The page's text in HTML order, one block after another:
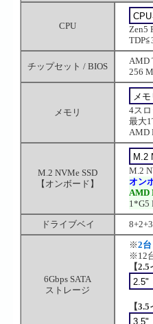
CPU
Zen5
チップセット / BIOS
AMD
256
メモリ
4ス
最大
AMD
M.2 NVMe SSD
【オンボード】
M.2
オン
AMD
1*G5
ドライブベイ
6Gbps SATA
ストレージ
※2
※12
【
【